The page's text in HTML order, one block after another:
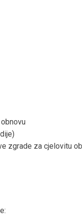
zgrade za cjelovitu